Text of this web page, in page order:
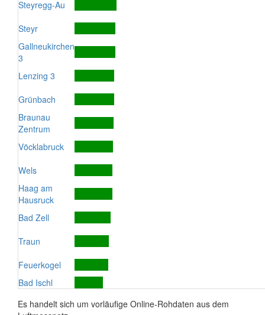
Steyregg-Au
Steyr
Gallneukirchen
3
Lenzing 3
Grünbach
Braunau
Zentrum
Vöcklabruck
Wels
Haag am
Hausruck
Bad Zell
Traun
Feuerkogel
Bad Ischl
Es handelt sich um vorläufige Online-Rohdaten aus dem